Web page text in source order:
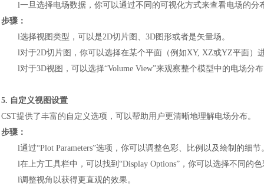
l一旦选择电场数据，你可以通过不同的可视化方式来查看电场的分
步骤：
l选择视图类型，可以是2D切片图、3D图形或者是矢量场。
l对于2D切片图，你可以选择在某个平面（例如XY, XZ或YZ平面）
l对于3D视图，可以选择“Volume View”来观察整个模型中的电场分
5. 自定义视图设置
CST提供了丰富的自定义选项，可以帮助用户更清晰地理解电场分布。
步骤：
l通过“Plot Parameters”选项，你可以调整色彩、比例以及绘制的细节
l在上方工具栏中，可以找到 “Display Options”，你可以选择不同的
l调整视角以获得更直观的效果。